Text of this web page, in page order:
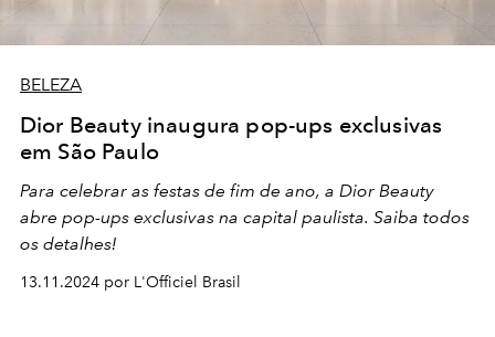
BELEZA
Dior Beauty inaugura pop-ups exclusivas
em São Paulo
Para celebrar as festas de fim de ano, a Dior Beauty
abre pop-ups exclusivas na capital paulista. Saiba todos
os detalhes!
13.11.2024 por L'Officiel Brasil